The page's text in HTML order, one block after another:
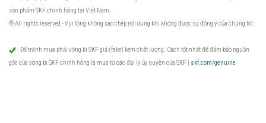
sản phẩm SKF chính hãng tại Việt Nam.
® All rights reserved - Vui lòng không sao chép nội dung khi không được sự đồng ý của chúng tôi.
Để tránh mua phải vòng bi SKF giả (fake) kém chất lượng. Cách tốt nhất để đảm bảo nguồn
gốc của vòng bi SKF chính hãng là mua từ các đại lý ủy quyền của SKF | skf.com/genuine